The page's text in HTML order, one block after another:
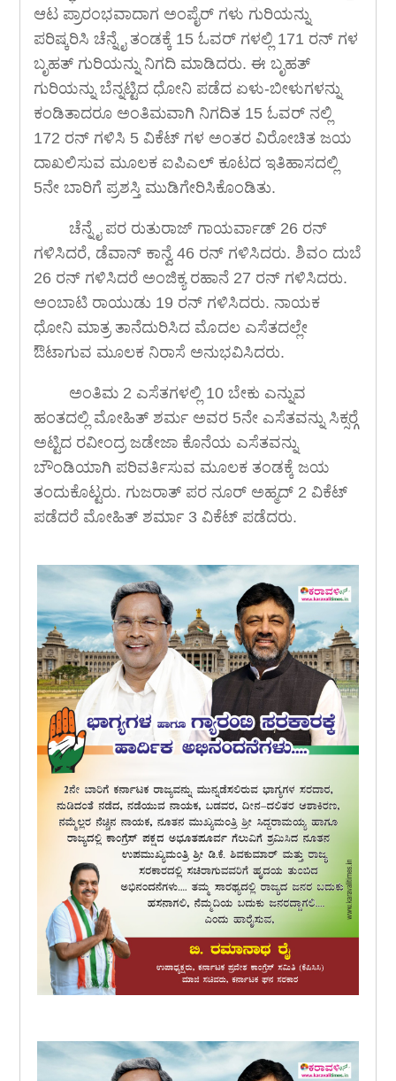
ಆಟ ಪ್ರಾರಂಭವಾದಾಗ ಅಂಪೈರ್ ಗಳು ಗುರಿಯನ್ನು
ಪರಿಷ್ಕರಿಸಿ ಚೆನ್ನೈ ತಂಡಕ್ಕೆ 15 ಓವರ್ ಗಳಲ್ಲಿ 171 ರನ್ ಗಳ
ಬೃಹತ್ ಗುರಿಯನ್ನು ನಿಗದಿ ಮಾಡಿದರು. ಈ ಬೃಹತ್
ಗುರಿಯನ್ನು ಬೆನ್ನಟ್ಟಿದ ಧೋನಿ ಪಡೆದ ಏಳು-ಬೀಳುಗಳನ್ನು
ಕಂಡಿತಾದರೂ ಅಂತಿಮವಾಗಿ ನಿಗದಿತ 15 ಓವರ್ ನಲ್ಲಿ
172 ರನ್ ಗಳಿಸಿ 5 ವಿಕೆಟ್ ಗಳ ಅಂತರ ವಿರೋಚಿತ ಜಯ
ದಾಖಲಿಸುವ ಮೂಲಕ ಐಪಿಎಲ್ ಕೂಟದ ಇತಿಹಾಸದಲ್ಲಿ
5ನೇ ಬಾರಿಗೆ ಪ್ರಶಸ್ತಿ ಮುಡಿಗೇರಿಸಿಕೊಂಡಿತು.
ಚೆನ್ನೈ ಪರ ರುತುರಾಜ್ ಗಾಯರ್ವಾಡ್ 26 ರನ್
ಗಳಿಸಿದರೆ, ಡೆವಾನ್ ಕಾನ್ವೆ 46 ರನ್ ಗಳಿಸಿದರು. ಶಿವಂ ದುಬೆ
26 ರನ್ ಗಳಿಸಿದರೆ ಅಂಜಿಕ್ಯ ರಹಾನೆ 27 ರನ್ ಗಳಿಸಿದರು.
ಅಂಬಾಟಿ ರಾಯುಡು 19 ರನ್ ಗಳಿಸಿದರು. ನಾಯಕ
ಧೋನಿ ಮಾತ್ರ ತಾನೆದುರಿಸಿದ ಮೊದಲ ಎಸೆತದಲ್ಲೇ
ಔಟಾಗುವ ಮೂಲಕ ನಿರಾಸೆ ಅನುಭವಿಸಿದರು.
ಅಂತಿಮ 2 ಎಸೆತಗಳಲ್ಲಿ 10 ಬೇಕು ಎನ್ನುವ
ಹಂತದಲ್ಲಿ ಮೋಹಿತ್ ಶರ್ಮ ಅವರ 5ನೇ ಎಸೆತವನ್ನು ಸಿಕ್ಸರ್‍ಗೆ
ಅಟ್ಟಿದ ರವೀಂದ್ರ ಜಡೇಜಾ ಕೊನೆಯ ಎಸೆತವನ್ನು
ಬೌಂಡಿಯಾಗಿ ಪರಿವರ್ತಿಸುವ ಮೂಲಕ ತಂಡಕ್ಕೆ ಜಯ
ತಂದುಕೊಟ್ಟರು. ಗುಜರಾತ್ ಪರ ನೂರ್ ಅಹ್ಮದ್ 2 ವಿಕೆಟ್
ಪಡೆದರೆ ಮೋಹಿತ್ ಶರ್ಮಾ 3 ವಿಕೆಟ್ ಪಡೆದರು.